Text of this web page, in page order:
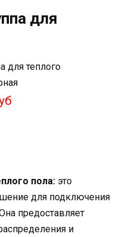
для
пола: это
для подключения
предоставляет
и